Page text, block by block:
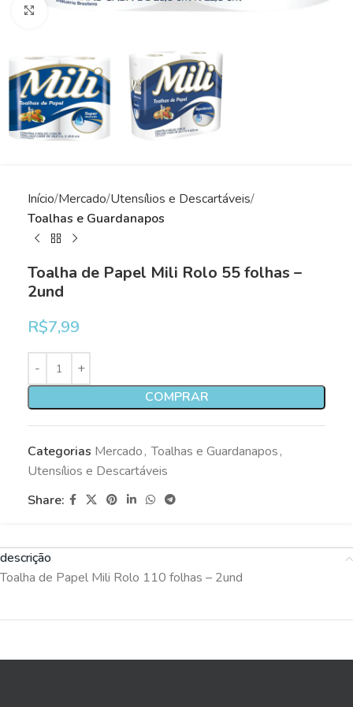
Clique para ampliar
Início Mercado Utensílios e Descartáveis
Toalhas e Guardanapos
Toalha de Papel Mili Rolo 55 folhas –
2und
R$7,99
COMPRAR
Categorias Mercado, Toalhas e Guardanapos,
Utensílios e Descartáveis
Share:
descrição
Toalha de Papel Mili Rolo 110 folhas – 2und